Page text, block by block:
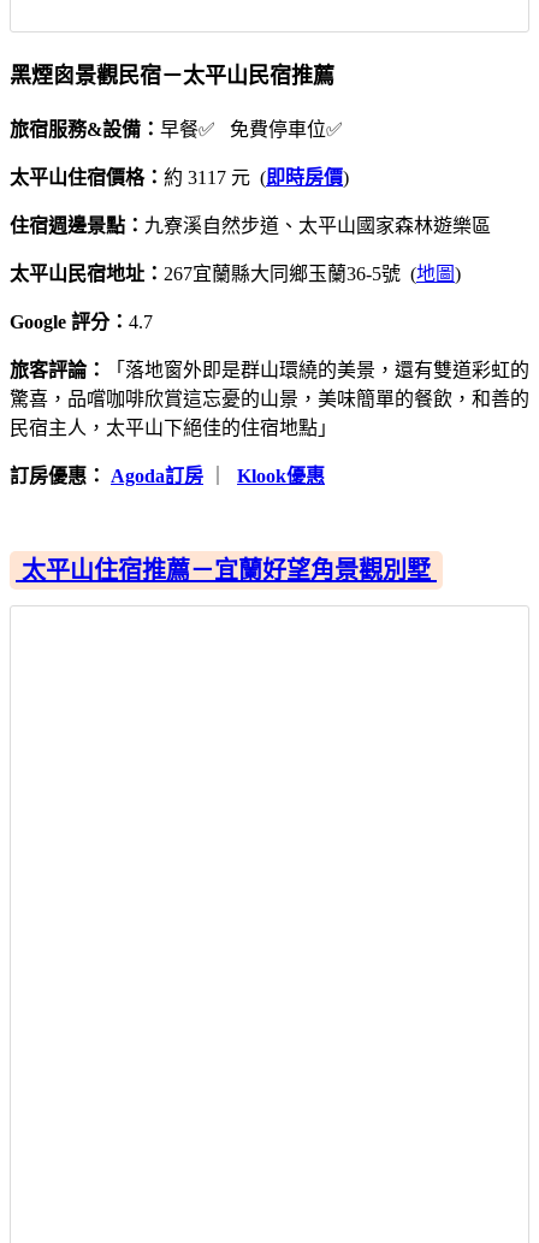
黑煙囪景觀民宿－太平山民宿推薦
旅宿服務&設備： 早餐✅ 免費停車位✅
太平山住宿價格： 約 3117 元 (即時房價)
住宿週邊景點： 九寮溪自然步道、太平山國家森林遊樂區
太平山民宿地址： 267宜蘭縣大同鄉玉蘭36-5號 (地圖)
Google 評分： 4.7
旅客評論：
「落地窗外即是群山環繞的美景，還有雙道彩虹的
驚喜，品嚐咖啡欣賞這忘憂的山景，美味簡單的餐飲，和善的
民宿主人，太平山下絕佳的住宿地點」
訂房優惠： Agoda訂房 Klook優惠
太平山住宿推薦－宜蘭好望角景觀別墅